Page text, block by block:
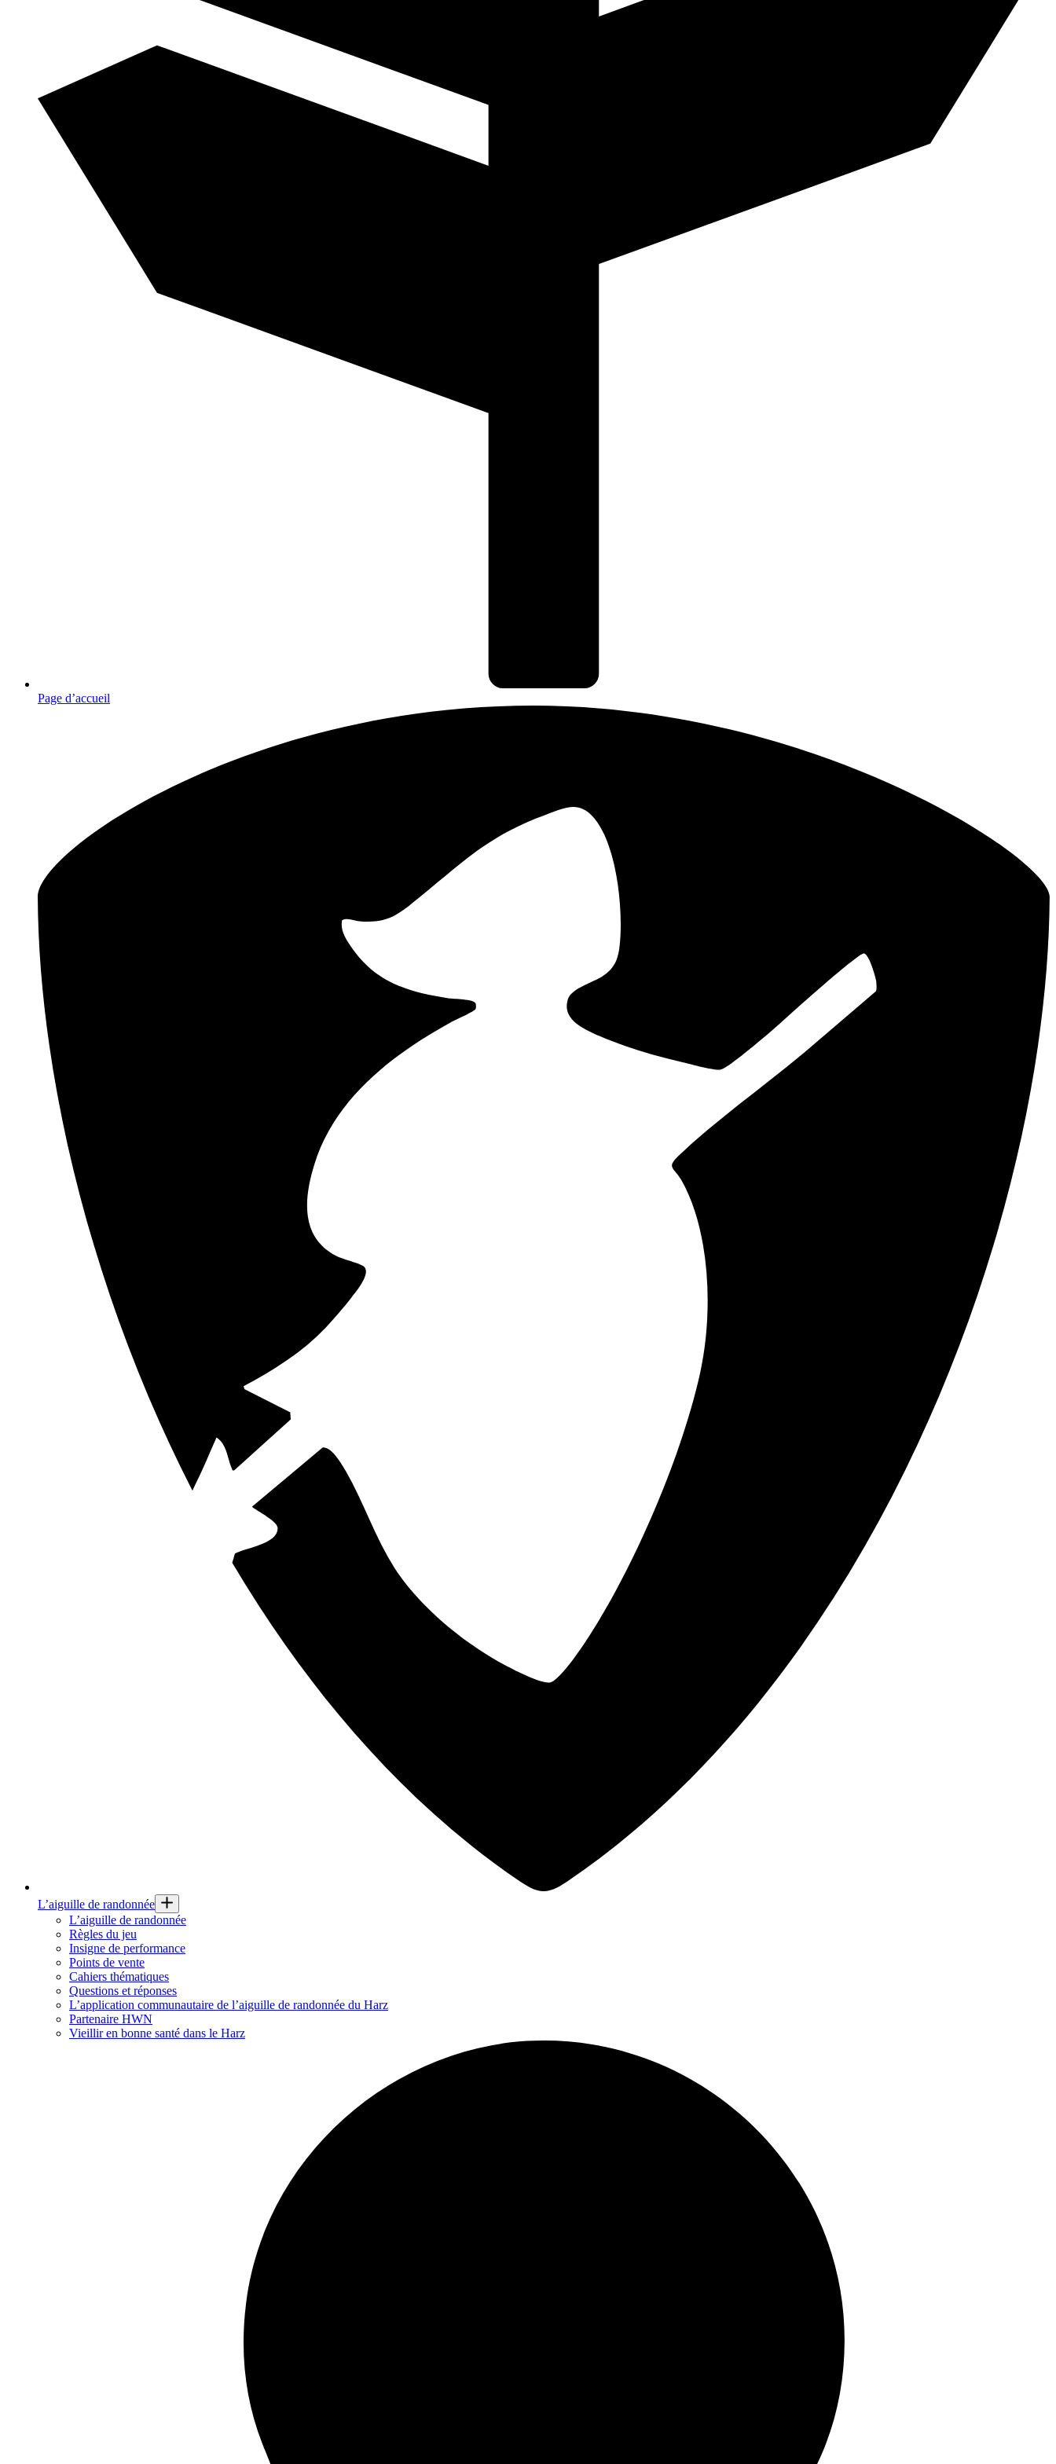
Page d’accueil
L’aiguille de randonnée
L’aiguille de randonnée
Règles du jeu
Insigne de performance
Points de vente
Cahiers thématiques
Questions et réponses
L’application communautaire de l’aiguille de randonnée du Harz
Partenaire HWN
Vieillir en bonne santé dans le Harz